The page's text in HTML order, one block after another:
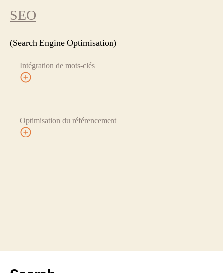
SEO
(Search Engine Optimisation)
Intégration de mots-clés
Optimisation du référencement